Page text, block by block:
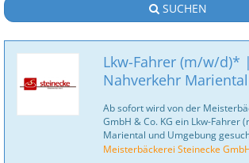
SUCHEN
Lkw-Fahrer (m/w/d)*
Nahverkehr Mariental
Ab sofort wird von der
GmbH & Co. KG ein Lkw-Fahrer
Mariental und Umgebung
Meisterbäckerei Steinecke